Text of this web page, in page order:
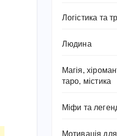
Логістика та
Людина
Магія,
таро, містика
Міфи та
Мотивація